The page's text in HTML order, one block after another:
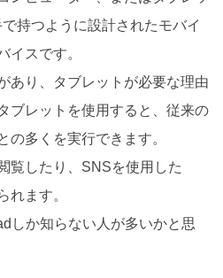
持つように設計されたモバイ
イスです。
あり、タブレットが必要な理由
ブレットを使用すると、従来の
の多くを実行できます。
覧したり、SNSを使用した
れます。
しか知らない人が多いかと思